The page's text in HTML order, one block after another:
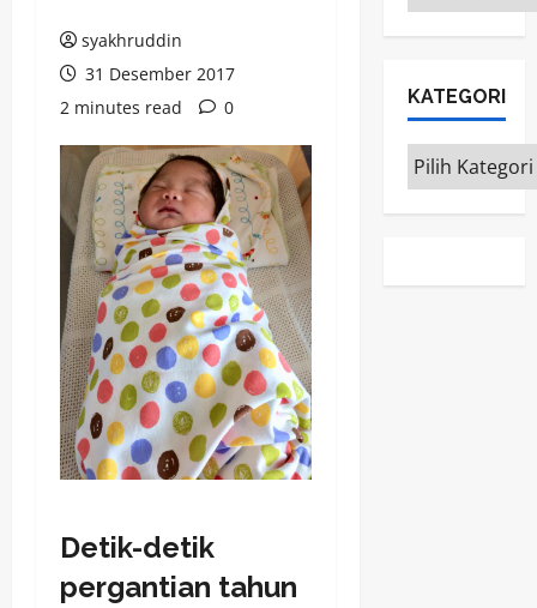
syakhruddin
31 Desember 2017
2 minutes read
0
Detik-detik
pergantian tahun
KATEGORI
Kategori